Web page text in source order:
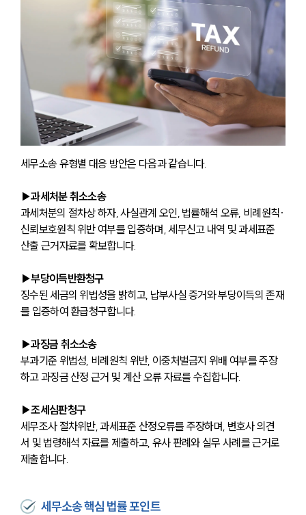
세무소송 유형별 대응 방안은 다음과 같습니다.
▶과세처분 취소소송
과세처분의 절차상 하자, 사실관계 오인, 법률해석 오류, 비례원칙·
신뢰보호원칙 위반 여부를 입증하며, 세무신고 내역 및 과세표준
산출 근거자료를 확보합니다.
▶부당이득반환청구
징수된 세금의 위법성을 밝히고, 납부사실 증거와 부당이득의 존재
를 입증하여 환급청구합니다.
▶과징금 취소소송
부과기준 위법성, 비례원칙 위반, 이중처벌금지 위배 여부를 주장
하고 과징금 산정 근거 및 계산 오류 자료를 수집합니다.
▶조세심판청구
세무조사 절차위반, 과세표준 산정오류를 주장하며, 변호사 의견
서 및 법령해석 자료를 제출하고, 유사 판례와 실무 사례를 근거로
제출합니다.
세무소송 핵심 법률 포인트